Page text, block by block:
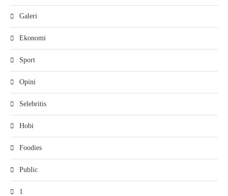
Galeri
Ekonomi
Sport
Opini
Selebritis
Hobi
Foodies
Public
1